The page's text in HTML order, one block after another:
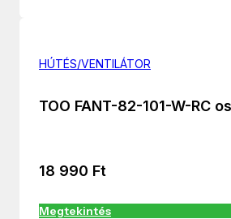
HÚTÉS/VENTILÁTOR
TOO FANT-82-101-W-RC
18 990 Ft
Megtekintés